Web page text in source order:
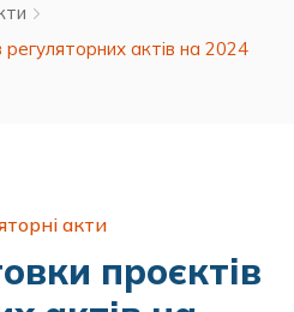
8 скликання
комітету
регуляторних актів на 2024
акти
проєктів